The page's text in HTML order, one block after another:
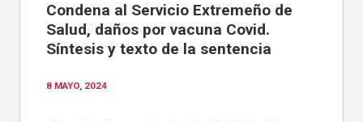
Condena al Servicio Extremeño de
Salud, daños por vacuna Covid.
Síntesis y texto de la sentencia
8 MAYO, 2024